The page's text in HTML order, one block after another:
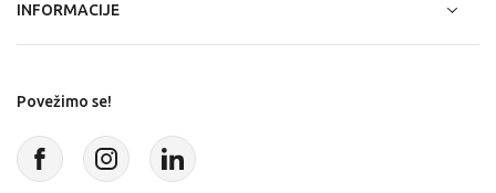
INFORMACIJE
Povežimo se!